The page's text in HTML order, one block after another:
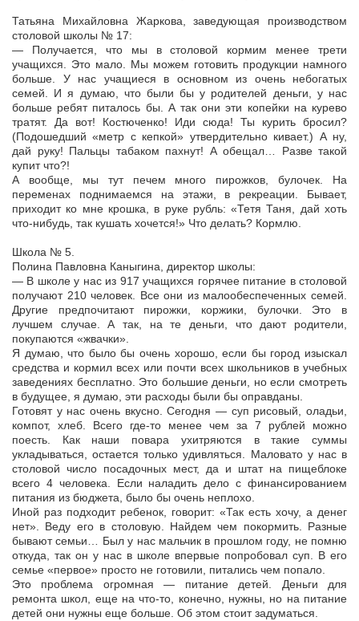
Татьяна Михайловна Жаркова, заведующая производством
столовой школы № 17:
— Получается, что мы в столовой кормим менее трети
учащихся. Это мало. Мы можем готовить продукции намного
больше. У нас учащиеся в основном из очень небогатых
семей. И я думаю, что были бы у родителей деньги, у нас
больше ребят питалось бы. А так они эти копейки на курево
тратят. Да вот! Костюченко! Иди сюда! Ты курить бросил?
(Подошедший «метр с кепкой» утвердительно кивает.) А ну,
дай руку! Пальцы табаком пахнут! А обещал… Разве такой
купит что?!
А вообще, мы тут печем много пирожков, булочек. На
переменах поднимаемся на этажи, в рекреации. Бывает,
приходит ко мне крошка, в руке рубль: «Тетя Таня, дай хоть
что-нибудь, так кушать хочется!» Что делать? Кормлю.
Школа № 5.
Полина Павловна Каныгина, директор школы:
— В школе у нас из 917 учащихся горячее питание в столовой
получают 210 человек. Все они из малообеспеченных семей.
Другие предпочитают пирожки, коржики, булочки. Это в
лучшем случае. А так, на те деньги, что дают родители,
покупаются «жвачки».
Я думаю, что было бы очень хорошо, если бы город изыскал
средства и кормил всех или почти всех школьников в учебных
заведениях бесплатно. Это большие деньги, но если смотреть
в будущее, я думаю, эти расходы были бы оправданы.
Готовят у нас очень вкусно. Сегодня — суп рисовый, оладьи,
компот, хлеб. Всего где-то менее чем за 7 рублей можно
поесть. Как наши повара ухитряются в такие суммы
укладываться, остается только удивляться. Маловато у нас в
столовой число посадочных мест, да и штат на пищеблоке
всего 4 человека. Если наладить дело с финансированием
питания из бюджета, было бы очень неплохо.
Иной раз подходит ребенок, говорит: «Так есть хочу, а денег
нет». Веду его в столовую. Найдем чем покормить. Разные
бывают семьи… Был у нас мальчик в прошлом году, не помню
откуда, так он у нас в школе впервые попробовал суп. В его
семье «первое» просто не готовили, питались чем попало.
Это проблема огромная — питание детей. Деньги для
ремонта школ, еще на что-то, конечно, нужны, но на питание
детей они нужны еще больше. Об этом стоит задуматься.